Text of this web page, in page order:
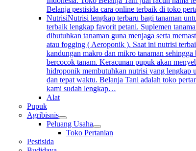
Belanja pestisida cara online terbaik di toko
NutrisiNutrisi lengkap terbaru bagi tanaman
terbaik lengkap favorit petani. Suplemen
dibutuhkan tanaman guna menjaga serta
atau fogging ( Aeroponik ). Saat ini nutrisi
kandungan makro dan mikro tanaman sehingga
bercocok tanam. Keracunan pupuk akan
hidroponik membutuhkan nutrisi yang lengkap
dan tepat waktu. Belanja Tani adalah toko
kami sudah lengkap…
Alat
Pupuk
Agribisnis
Peluang Usaha
Toko Pertanian
Pestisida